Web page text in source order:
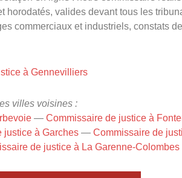
horodatés, valides devant tous les
commerciaux et industriels, constats de
à Gennevilliers
villes voisines :
— Commissaire de justice à
justice à Garches — Commissaire de
de justice à La Garenne-Colombes